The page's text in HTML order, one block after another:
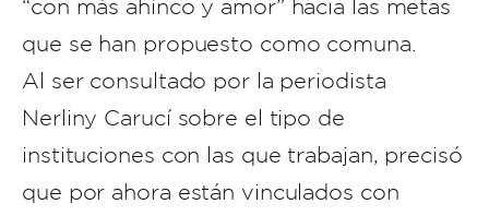
“con más ahínco y amor” hacia las metas
que se han propuesto como comuna.
Al ser consultado por la periodista
Nerliny Carucí sobre el tipo de
instituciones con las que trabajan, precisó
que por ahora están vinculados con